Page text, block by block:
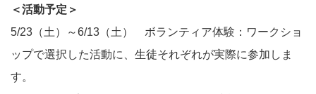
＜活動予定＞
5/23（土）～6/13（土） ボランティア体験：ワークショ
ップで選択した活動に、生徒それぞれが実際に参加しま
す。